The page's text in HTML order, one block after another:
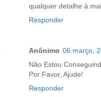
qualquer detalhe à
Responder
Anônimo 06 março,
Não Estou
Por Favor, Ajude!
Responder